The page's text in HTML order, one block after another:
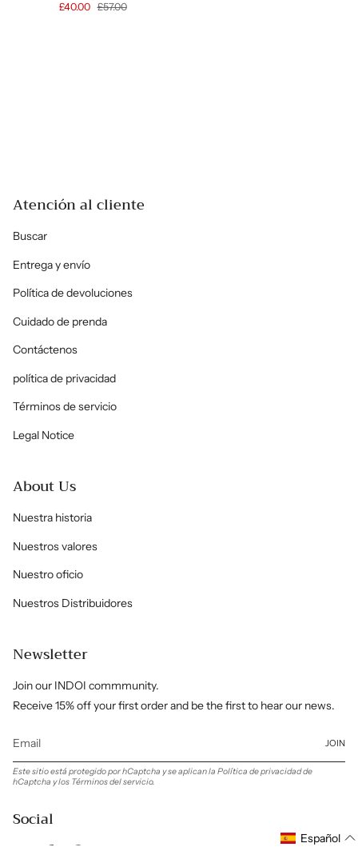
£40.00 £57.00
Atención al cliente
Buscar
Entrega y envío
Política de devoluciones
Cuidado de prenda
Contáctenos
política de privacidad
Términos de servicio
Legal Notice
About Us
Nuestra historia
Nuestros valores
Nuestro oficio
Nuestros Distribuidores
Newsletter
Join our INDOI commmunity.
Receive 15% off your first order and be the first to hear our news.
JOIN
Este sitio está protegido por hCaptcha y se aplicanla Política de privacidad de
hCaptcha y los Términos del servicio.
Social
InstagramFacebook
Español